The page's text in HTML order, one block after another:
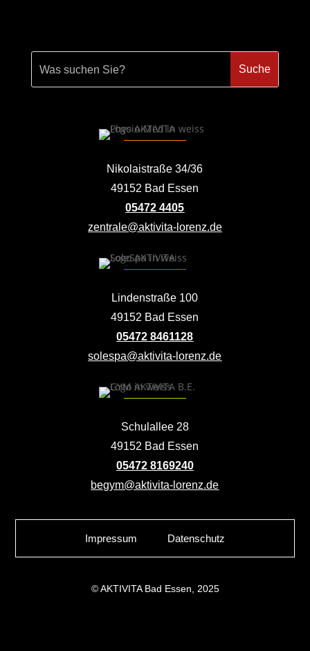
Nikolaistraße 34/36
49152 Bad Essen
05472 4405
zentrale@aktivita-lorenz.de
Lindenstraße 100
49152 Bad Essen
05472 8461128
solespa@aktivita-lorenz.de
Schulallee 28
49152 Bad Essen
05472 8169240
begym@aktivita-lorenz.de
Impressum Datenschutz
© AKTIVITA Bad Essen, 2025